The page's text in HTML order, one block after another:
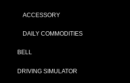
ACCESSORY
DAILY COMMODITIES
BELL
DRIVING SIMULATOR